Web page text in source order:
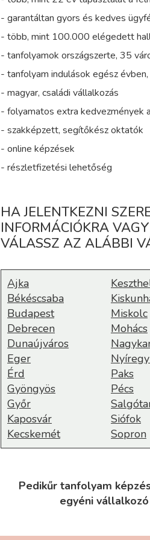
- garantáltan gyors és kedves
- több, mint 100.000 elégedett
- tanfolyamok országszerte, 35
- tanfolyam indulások egész
- magyar, családi vállalkozás
- folyamatos extra kedvezmények
- szakképzett, segítőkész oktatók
- online képzések
- részletfizetési lehetőség
HA JELENTKEZNI
INFORMÁCIÓKRA
VÁLASSZ AZ ALÁBBI
Ajka
Békéscsaba
Budapest
Debrecen
Dunaújváros
Eger
Érd
Gyöngyös
Győr
Kaposvár
Kecskemét
Miskolc
Mohács
Paks
Pécs
Siófok
Sopron
Pedikűr tanfolyam
egyéni